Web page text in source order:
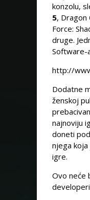
konzolu,
5, Dragon
Force:
druge.
Software-
http://
Dodatne
ženskoj
najnoviju
doneti
njega
igre.
Ovo neće